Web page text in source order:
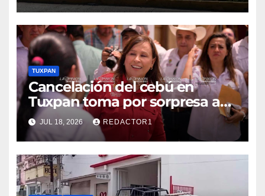
TUXPAN
Cancelación del cebú en
Tuxpan toma por sorpresa a
Nahle
JUL 18, 2026 REDACTOR1